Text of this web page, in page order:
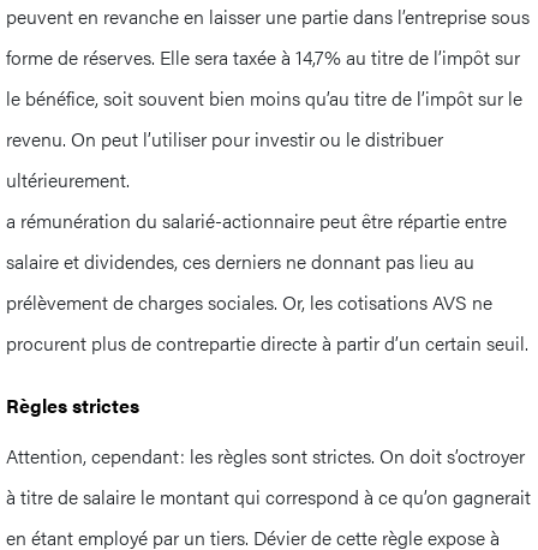
peuvent en revanche en laisser une partie dans l’entreprise sous
forme de réserves. Elle sera taxée à 14,7% au titre de l’impôt sur
le bénéfice, soit souvent bien moins qu’au titre de l’impôt sur le
revenu. On peut l’utiliser pour investir ou le distribuer
ultérieurement.
a rémunération du salarié-actionnaire peut être répartie entre
salaire et dividendes, ces derniers ne donnant pas lieu au
prélèvement de charges sociales. Or, les cotisations AVS ne
procurent plus de contrepartie directe à partir d’un certain seuil.
Règles strictes
Attention, cependant: les règles sont strictes. On doit s’octroyer
à titre de salaire le montant qui correspond à ce qu’on gagnerait
en étant employé par un tiers. Dévier de cette règle expose à